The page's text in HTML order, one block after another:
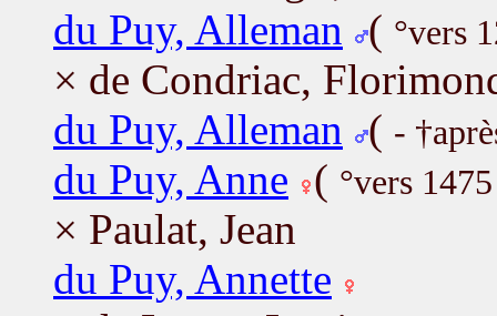
du Puy, Alleman
( °vers
× de Condriac,
du Puy, Alleman
( -
du Puy, Anne ( °vers
× Paulat, Jean
du Puy, Annette